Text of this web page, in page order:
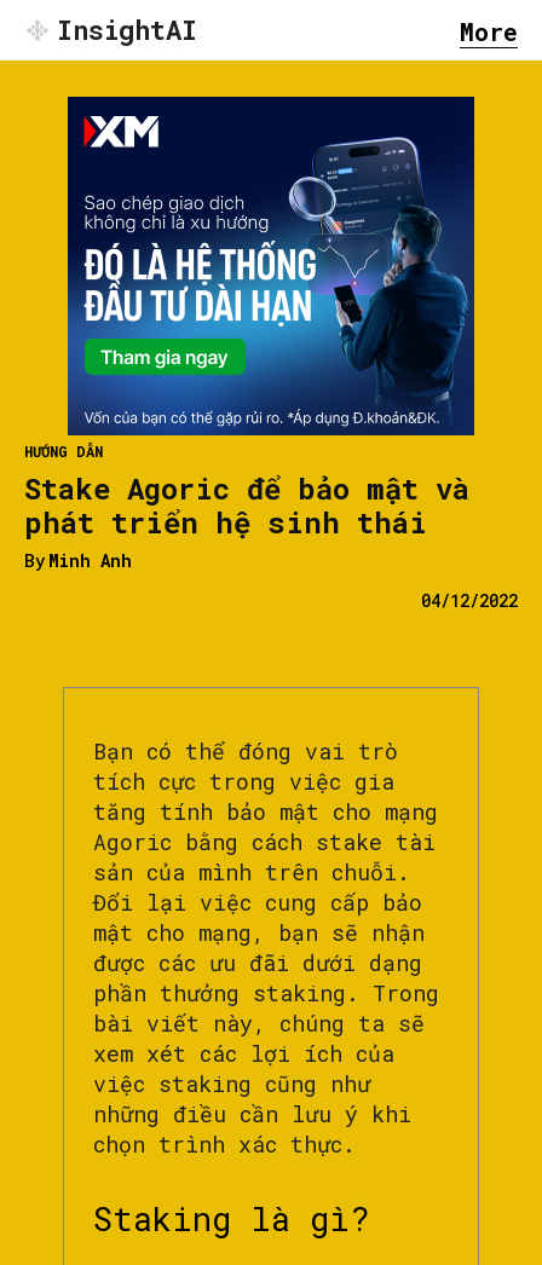
InsightAI More
HƯỚNG DẪN
Stake Agoric để bảo mật và
phát triển hệ sinh thái
By Minh Anh
04/12/2022
Bạn có thể đóng vai trò
tích cực trong việc gia
tăng tính bảo mật cho mạng
Agoric bằng cách stake tài
sản của mình trên chuỗi.
Đổi lại việc cung cấp bảo
mật cho mạng, bạn sẽ nhận
được các ưu đãi dưới dạng
phần thưởng staking. Trong
bài viết này, chúng ta sẽ
xem xét các lợi ích của
việc staking cũng như
những điều cần lưu ý khi
chọn trình xác thực.
Staking là gì?